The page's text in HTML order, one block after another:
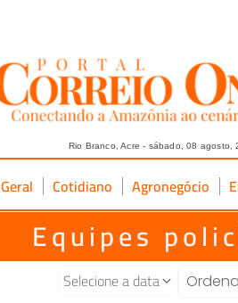
Rio Branco, Acre - sábado, 08 agosto,
Geral Cotidiano Agronegócio
Equipes
Selecione a data